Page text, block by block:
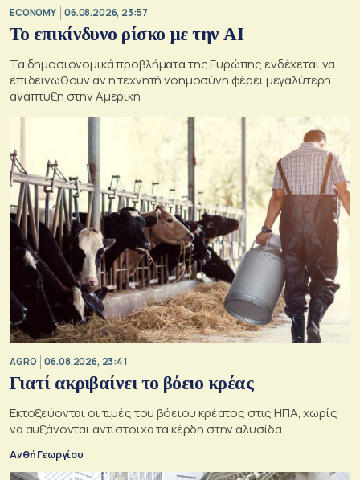
ECONOMY 06.08.2026, 23:57
Το επικίνδυνο ρίσκο με την ΑΙ
Τα δημοσιονομικά προβλήματα της Ευρώπης ενδέχεται να
επιδεινωθούν αν η τεχνητή νοημοσύνη φέρει μεγαλύτερη
ανάπτυξη στην Αμερική
AGRO 06.08.2026, 23:41
Γιατί ακριβαίνει το βόειο κρέας
Εκτοξεύονται οι τιμές του βόειου κρέατος στις ΗΠΑ, χωρίς
να αυξάνονται αντίστοιχα τα κέρδη στην αλυσίδα
Ανθή Γεωργίου